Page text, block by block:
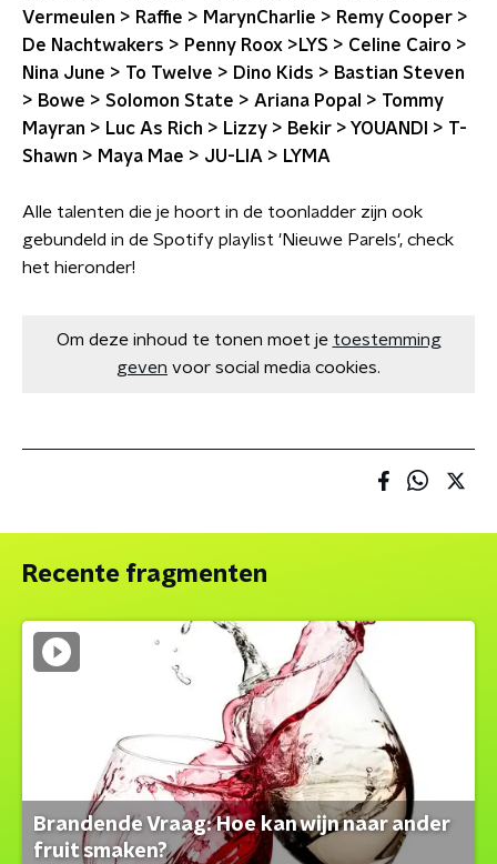
Vermeulen > Raffie > MarynCharlie > Remy Cooper >
De Nachtwakers > Penny Roox >LYS > Celine Cairo >
Nina June > To Twelve > Dino Kids > Bastian Steven
> Bowe > Solomon State > Ariana Popal > Tommy
Mayran > Luc As Rich > Lizzy > Bekir > YOUANDI > T-
Shawn > Maya Mae > JU-LIA > LYMA
Alle talenten die je hoort in de toonladder zijn ook
gebundeld in de Spotify playlist 'Nieuwe Parels', check
het hieronder!
Om deze inhoud te tonen moet je toestemming
geven voor social media cookies.
Recente fragmenten
Brandende Vraag: Hoe kan wijn naar ander
fruit smaken?